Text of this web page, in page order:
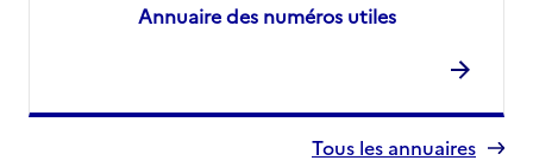
Annuaire des numéros utiles
Tous les annuaires